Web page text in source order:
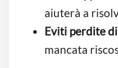
aiuterà a
Eviti perdite
mancata